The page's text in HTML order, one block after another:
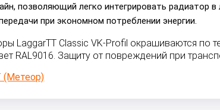
позволяющий легко интегрировать радиатор
при экономном потреблении энергии.
LaggarTT Classic VK-Profil окрашиваются
RAL9016. Защиту от повреждений при
(Метеор)